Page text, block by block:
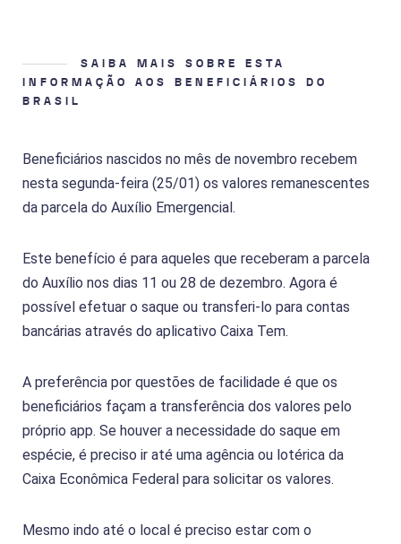
SAIBA MAIS SOBRE ESTA
INFORMAÇÃO AOS BENEFICIÁRIOS DO
BRASIL
Beneficiários nascidos no mês de novembro recebem
nesta segunda-feira (25/01) os valores remanescentes
da parcela do Auxílio Emergencial.
Este benefício é para aqueles que receberam a parcela
do Auxílio nos dias 11 ou 28 de dezembro. Agora é
possível efetuar o saque ou transferi-lo para contas
bancárias através do aplicativo Caixa Tem.
A preferência por questões de facilidade é que os
beneficiários façam a transferência dos valores pelo
próprio app. Se houver a necessidade do saque em
espécie, é preciso ir até uma agência ou lotérica da
Caixa Econômica Federal para solicitar os valores.
Mesmo indo até o local é preciso estar com o